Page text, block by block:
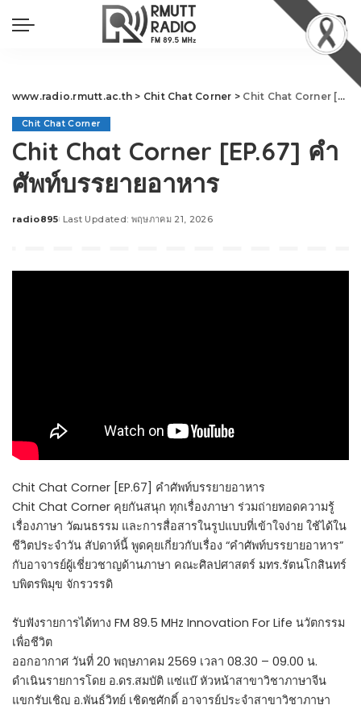
www.radio.rmutt.ac.th > Chit Chat Corner > Chit Chat Corner [EP.67] คำศัพท์บรรยายอาหาร
Chit Chat Corner
Chit Chat Corner [EP.67] คำ
ศัพท์บรรยายอาหาร
Posted
radio895 Last Updated: พฤษภาคม 21, 2026
Chit Chat Corner [EP.67] คำศัพท์บรรยายอาหาร
Chit Chat Corner คุยกันสนุก ทุกเรื่องภาษา ร่วมถ่ายทอดความรู้
เรื่องภาษา วัฒนธรรม และการสื่อสารในรูปแบบที่เข้าใจง่าย ใช้ได้ใน
ชีวิตประจำวัน สัปดาห์นี้ พูดคุยเกี่ยวกับเรื่อง “คำศัพท์บรรยายอาหาร”
กับอาจารย์ผู้เชี่ยวชาญด้านภาษา คณะศิลปศาสตร์ มทร.รัตนโกสินทร์
บพิตรพิมุข จักรวรรดิ
รับฟังรายการได้ทาง FM 89.5 MHz Innovation For Life นวัตกรรม
เพื่อชีวิต
ออกอากาศ วันที่ 20 พฤษภาคม 2569 เวลา 08.30 – 09.00 น.
ดำเนินรายการโดย อ.ดร.สมบัติ แซ่แบ๊ หัวหน้าสาขาวิชาภาษาจีน
แขกรับเชิญ อ.พันธ์วิทย์ เชิดชูศักดิ์ อาจารย์ประจำสาขาวิชาภาษา